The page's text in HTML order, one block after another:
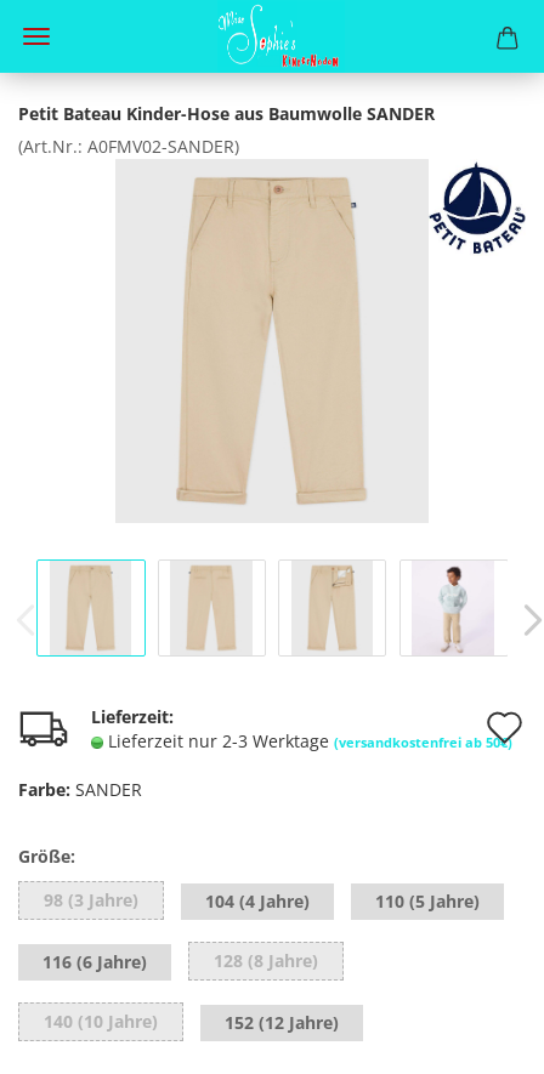
Petit Bateau Kinder-Hose aus Baumwolle SANDER
(Art.Nr.: A0FMV02-SANDER)
Lieferzeit:
Lieferzeit nur 2-3 Werktage (versandkostenfrei ab 50€)
Farbe: SANDER
Größe:
98 (3 Jahre)
104 (4 Jahre) 110 (5 Jahre)
116 (6 Jahre) 128 (8 Jahre)
140 (10 Jahre) 152 (12 Jahre)